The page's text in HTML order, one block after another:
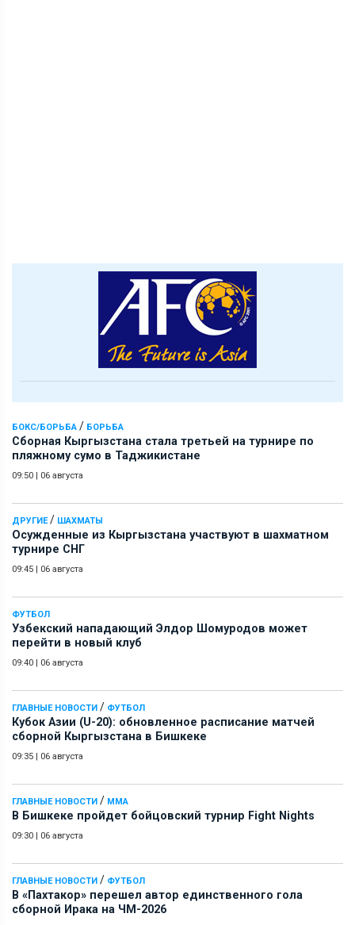
БОКС/БОРЬБА / БОРЬБА
Сборная Кыргызстана стала третьей на турнире по
пляжному сумо в Таджикистане
09:50 | 06 августа
ДРУГИЕ/ ШАХМАТЫ
Осужденные из Кыргызстана участвуют в шахматном
турнире СНГ
09:45 | 06 августа
ФУТБОЛ
Узбекский нападающий Элдор Шомуродов может
перейти в новый клуб
09:40 | 06 августа
ГЛАВНЫЕ НОВОСТИ / ФУТБОЛ
Кубок Азии (U-20): обновленное расписание матчей
сборной Кыргызстана в Бишкеке
09:35 | 06 августа
ГЛАВНЫЕ НОВОСТИ / ММА
В Бишкеке пройдет бойцовский турнир Fight Nights
09:30 | 06 августа
ГЛАВНЫЕ НОВОСТИ / ФУТБОЛ
В «Пахтакор» перешел автор единственного гола
сборной Ирака на ЧМ-2026